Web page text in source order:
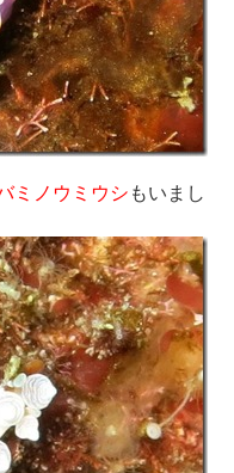
ミノウミウシ もいまし